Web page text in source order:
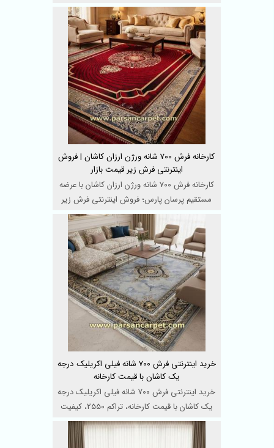
بهترین قیمت فرش ...
کارخانه فرش 700 شانه ورژن ارزان کاشان | فروش
اینترنتی فرش زیر قیمت بازار
کارخانه فرش 700 شانه ورژن ارزان کاشان با عرضه
مستقیم پرسان پارس؛ فروش اینترنتی فرش زیر
قیمت بازار با ...
خرید اینترنتی فرش 700 شانه فیلی اکریلیک درجه
یک کاشان با قیمت کارخانه
خرید اینترنتی فرش 700 شانه فیلی اکریلیک درجه
یک کاشان با قیمت کارخانه، تراکم 2550، کیفیت
بافت ممتاز، ...